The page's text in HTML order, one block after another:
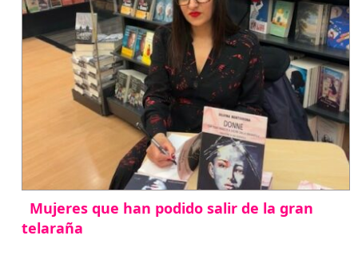
Mujeres que han podido salir de la gran
telaraña